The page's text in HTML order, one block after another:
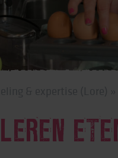
& expertise (Lore)